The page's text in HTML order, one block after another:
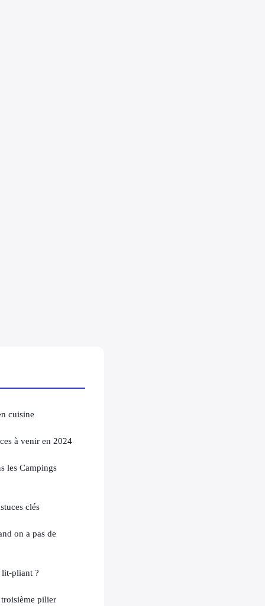
cuisine
à venir en 2024
les Campings
clés
on a pas de
lit-pliant ?
pilier